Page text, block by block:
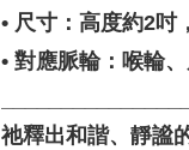
• 尺寸：高度約2吋
• 對應脈輪：喉輪
祂釋出和諧、靜謐